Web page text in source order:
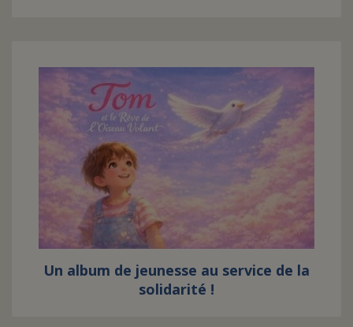
Un album de jeunesse au service de la
solidarité !